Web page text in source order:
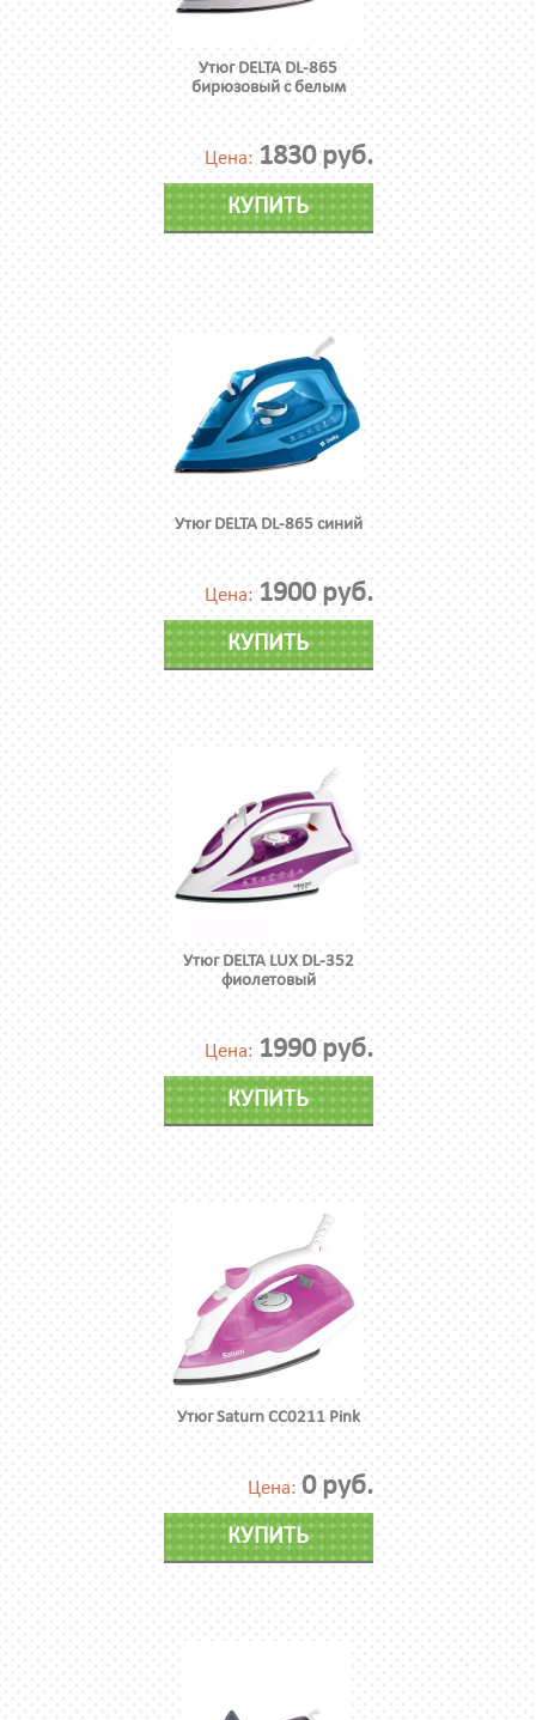
Утюг DELTA DL-865
бирюзовый с белым
Цена: 1830 руб.
КУПИТЬ
Утюг DELTA DL-865 синий
Цена: 1900 руб.
КУПИТЬ
Утюг DELTA LUX DL-352
фиолетовый
Цена: 1990 руб.
КУПИТЬ
Утюг Saturn CC0211 Pink
Цена: 0 руб.
КУПИТЬ